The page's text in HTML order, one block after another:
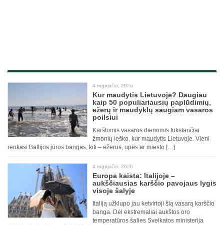
4 rugpjūčio, 2026
Kur maudytis Lietuvoje? Daugiau
kaip 50 populiariausių paplūdimių,
ežerų ir maudyklų saugiam vasaros
poilsiui
Karštomis vasaros dienomis tūkstančiai
žmonių ieško, kur maudytis Lietuvoje. Vieni
renkasi Baltijos jūros bangas, kiti – ežerus, upes ar miesto […]
4 rugpjūčio, 2026
Europa kaista: Italijoje –
aukščiausias karščio pavojaus lygis
visoje šalyje
Italiją užklupo jau ketvirtoji šią vasarą karščio
banga. Dėl ekstremaliai aukštos oro
temperatūros šalies Sveikatos ministerija